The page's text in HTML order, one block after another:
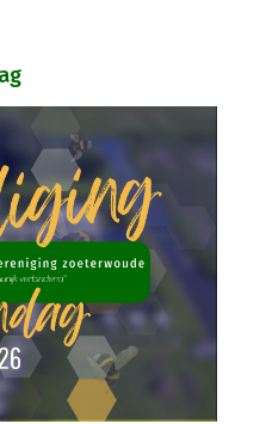
Ons Uit!
OVZ
Van Bemmelen